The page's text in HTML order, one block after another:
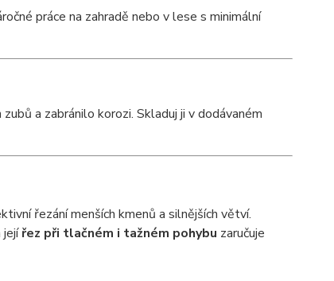
práce na zahradě nebo v lese s minimální
a zabránilo korozi. Skladuj ji v dodávaném
řezání menších kmenů a silnějších větví.
jejířez při tlačném i tažném pohybu zaručuje